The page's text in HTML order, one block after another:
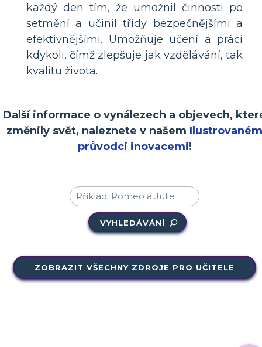
každý den tím, že umožnil činnosti po
setmění a učinil třídy bezpečnějšími a
efektivnějšími. Umožňuje učení a práci
kdykoli, čímž zlepšuje jak vzdělávání, tak
kvalitu života.
Další informace o vynálezech a objevech,
změnily svět, naleznete v našem Ilustrovaném
průvodci inovacemi!
VYHLEDÁVÁNÍ
ZOBRAZIT VŠECHNY ZDROJE PRO UČITELE